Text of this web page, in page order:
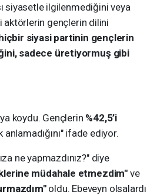
siyasetle ilgilenmediğini veya
aktörlerin gençlerin dilini
siyasi partinin gençlerin
sadece üretiyormuş gibi
koydu. Gençlerin %42,5’i
anlamadığını" ifade ediyor.
ne yapmazdınız?" diye
müdahale etmezdim"ve
oldu. Ebeveyn olsalardı